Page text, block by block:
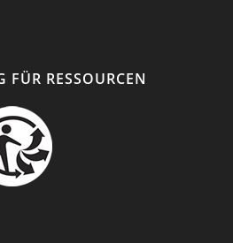
FÜR RESSOURCEN